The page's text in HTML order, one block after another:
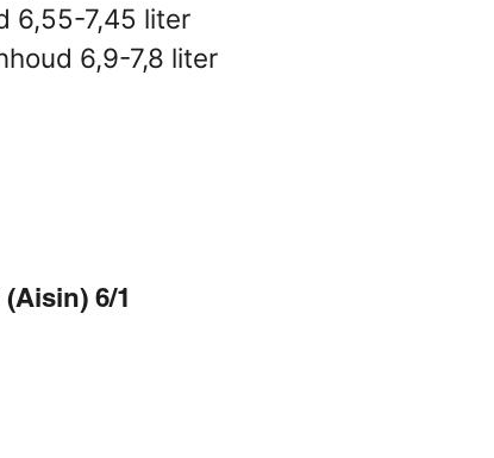
6,55-7,45 liter
6,9-7,8 liter
6/1